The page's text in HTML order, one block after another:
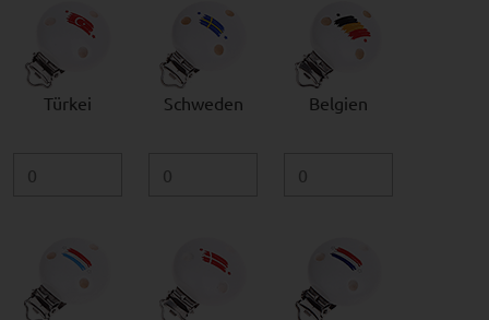
Türkei Schweden Belgien